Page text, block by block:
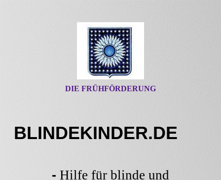
DIE FRÜHFÖRDERUNG
BLINDEKINDER.DE
- Hilfe für blinde und